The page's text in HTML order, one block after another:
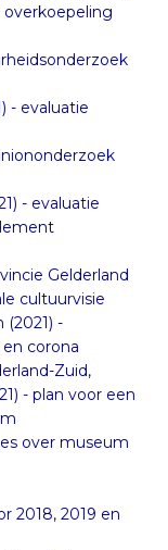
overkoepeling
- evaluatie
- evaluatie
Gelderland
cultuurvisie
-
corona
Zuid,
- plan voor een
over museum
2018, 2019 en